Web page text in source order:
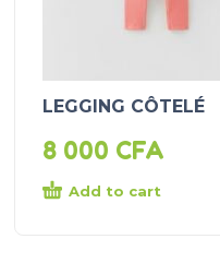
LEGGING CÔTELÉ
8 000 CFA
Add to cart